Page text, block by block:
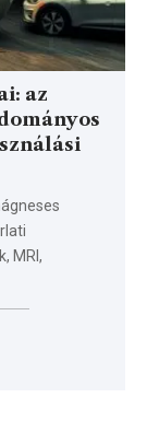
az
MRI,